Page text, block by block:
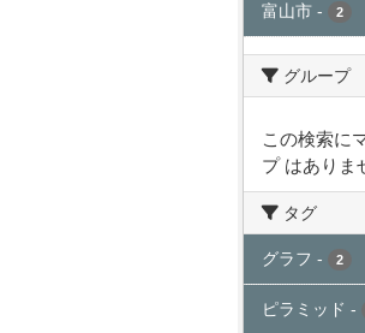
富山市 - 2
グループ
この検索に
プ はありま
タグ
グラフ - 2
ピラミッド -